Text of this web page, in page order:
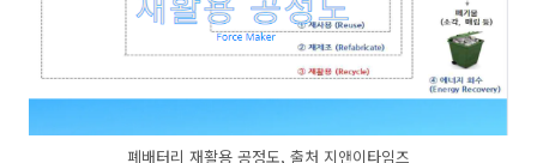
폐배터리 재활용 공정도, 출처 지앤이타임즈